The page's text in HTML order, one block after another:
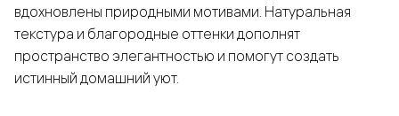
вдохновлены природными мотивами. Натуральная
текстура и благородные оттенки дополнят
пространство элегантностью и помогут создать
истинный домашний уют.